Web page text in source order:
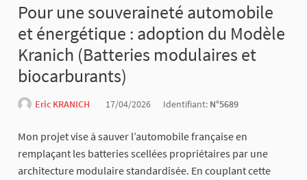
Pour une souveraineté automobile
et énergétique : adoption du Modèle
Kranich (Batteries modulaires et
biocarburants)
Eric KRANICH 17/04/2026 Identifiant: N°5689
Mon projet vise à sauver l’automobile française en
remplaçant les batteries scellées propriétaires par une
architecture modulaire standardisée. En couplant cette